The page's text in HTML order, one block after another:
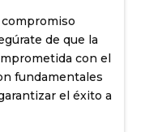
de que la
con el
fundamentales
el éxito a